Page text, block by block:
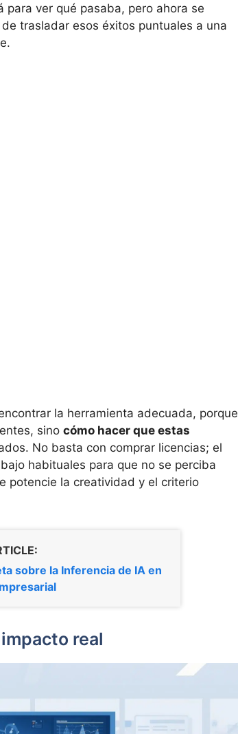
ver qué pasaba, pero ahora se
trasladar esos éxitos puntuales a una
la herramienta adecuada, porque
sino cómo hacer que estas
No basta con comprar licencias; el
habituales para que no se perciba
potencie la creatividad y el criterio
sobre la Inferencia de IA en
real